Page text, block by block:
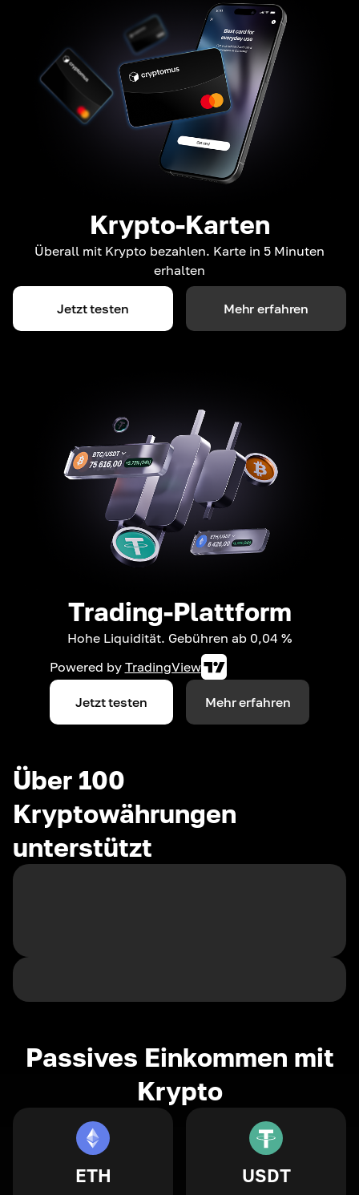
Krypto-Karten
Überall mit Krypto bezahlen. Karte in 5 Minuten
erhalten
Jetzt testen Mehr erfahren
Trading-Plattform
Hohe Liquidität. Gebühren ab 0,04 %
Powered by TradingView
Jetzt testen Mehr erfahren
Über 100
Kryptowährungen
unterstützt
Passives Einkommen mit
Krypto
ETH USDT